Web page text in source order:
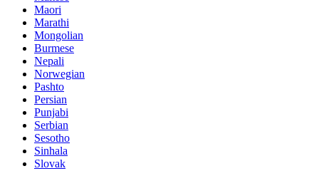
Maori
Marathi
Mongolian
Burmese
Nepali
Norwegian
Pashto
Persian
Punjabi
Serbian
Sesotho
Sinhala
Slovak